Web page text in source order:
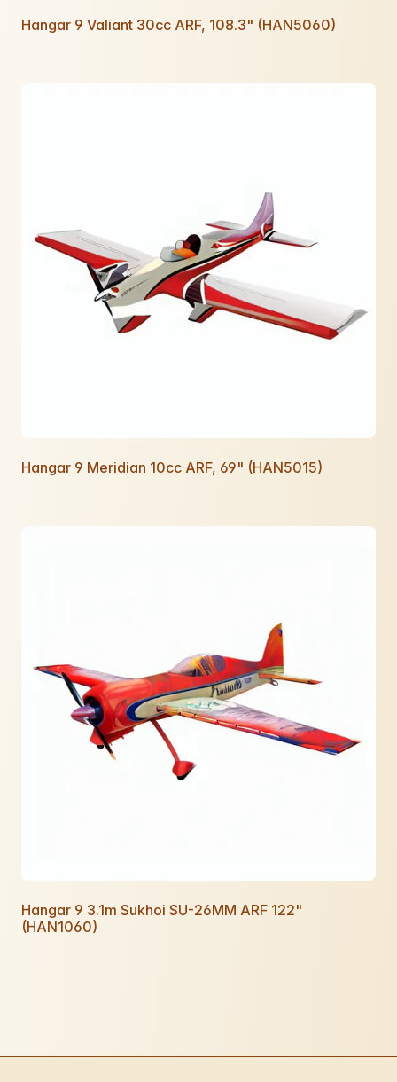
Hangar 9 Valiant 30cc ARF, 108.3" (HAN5060)
Hangar 9 Meridian 10cc ARF, 69" (HAN5015)
Hangar 9 3.1m Sukhoi SU-26MM ARF 122"
(HAN1060)